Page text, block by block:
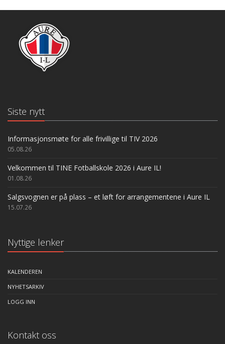
Siste nytt
Informasjonsmøte for alle frivillige til TIV 2026
05.08.26
Velkommen til TINE Fotballskole 2026 i Aure IL!
01.08.26
Salgsvognen er på plass – et løft for arrangementene i Aure IL
15.07.26
Nyttige lenker
KALENDEREN
NYHETSARKIV
LOGG INN
Kontakt oss